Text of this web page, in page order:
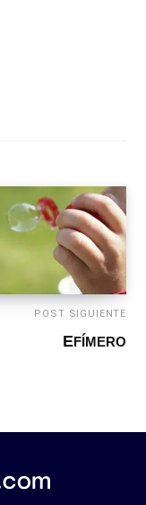
POST SIGUIENTE
EFÍMERO